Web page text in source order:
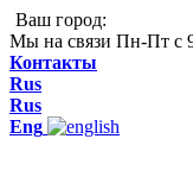
Ваш город:
Мы на связи Пн-Пт с
Контакты
Rus
Rus
Eng